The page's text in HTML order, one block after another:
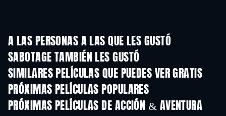
A LAS PERSONAS A LAS QUE LES GUSTÓ
SABOTAGE TAMBIÉN LES GUSTÓ
SIMILARES PELÍCULAS QUE PUEDES VER GRATIS
PRÓXIMAS PELÍCULAS POPULARES
PRÓXIMAS PELÍCULAS DE ACCIÓN & AVENTURA